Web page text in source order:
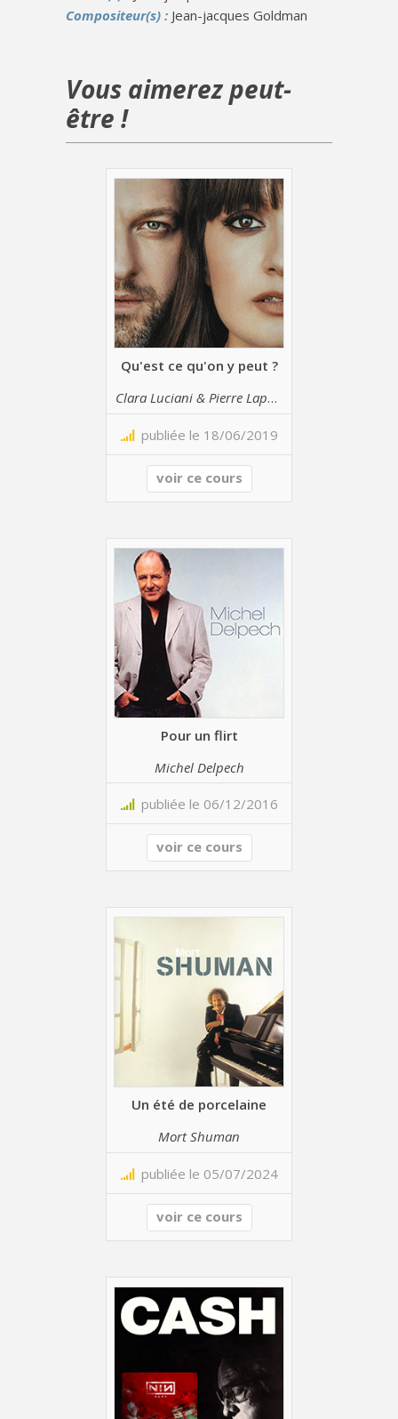
Compositeur(s) : Jean-jacques Goldman
Vous aimerez peut-
être !
Qu'est ce qu'on y peut ?
Clara Luciani & Pierre Lapointe
publiée le 18/06/2019
voir ce cours
Pour un flirt
Michel Delpech
publiée le 06/12/2016
voir ce cours
Un été de porcelaine
Mort Shuman
publiée le 05/07/2024
voir ce cours